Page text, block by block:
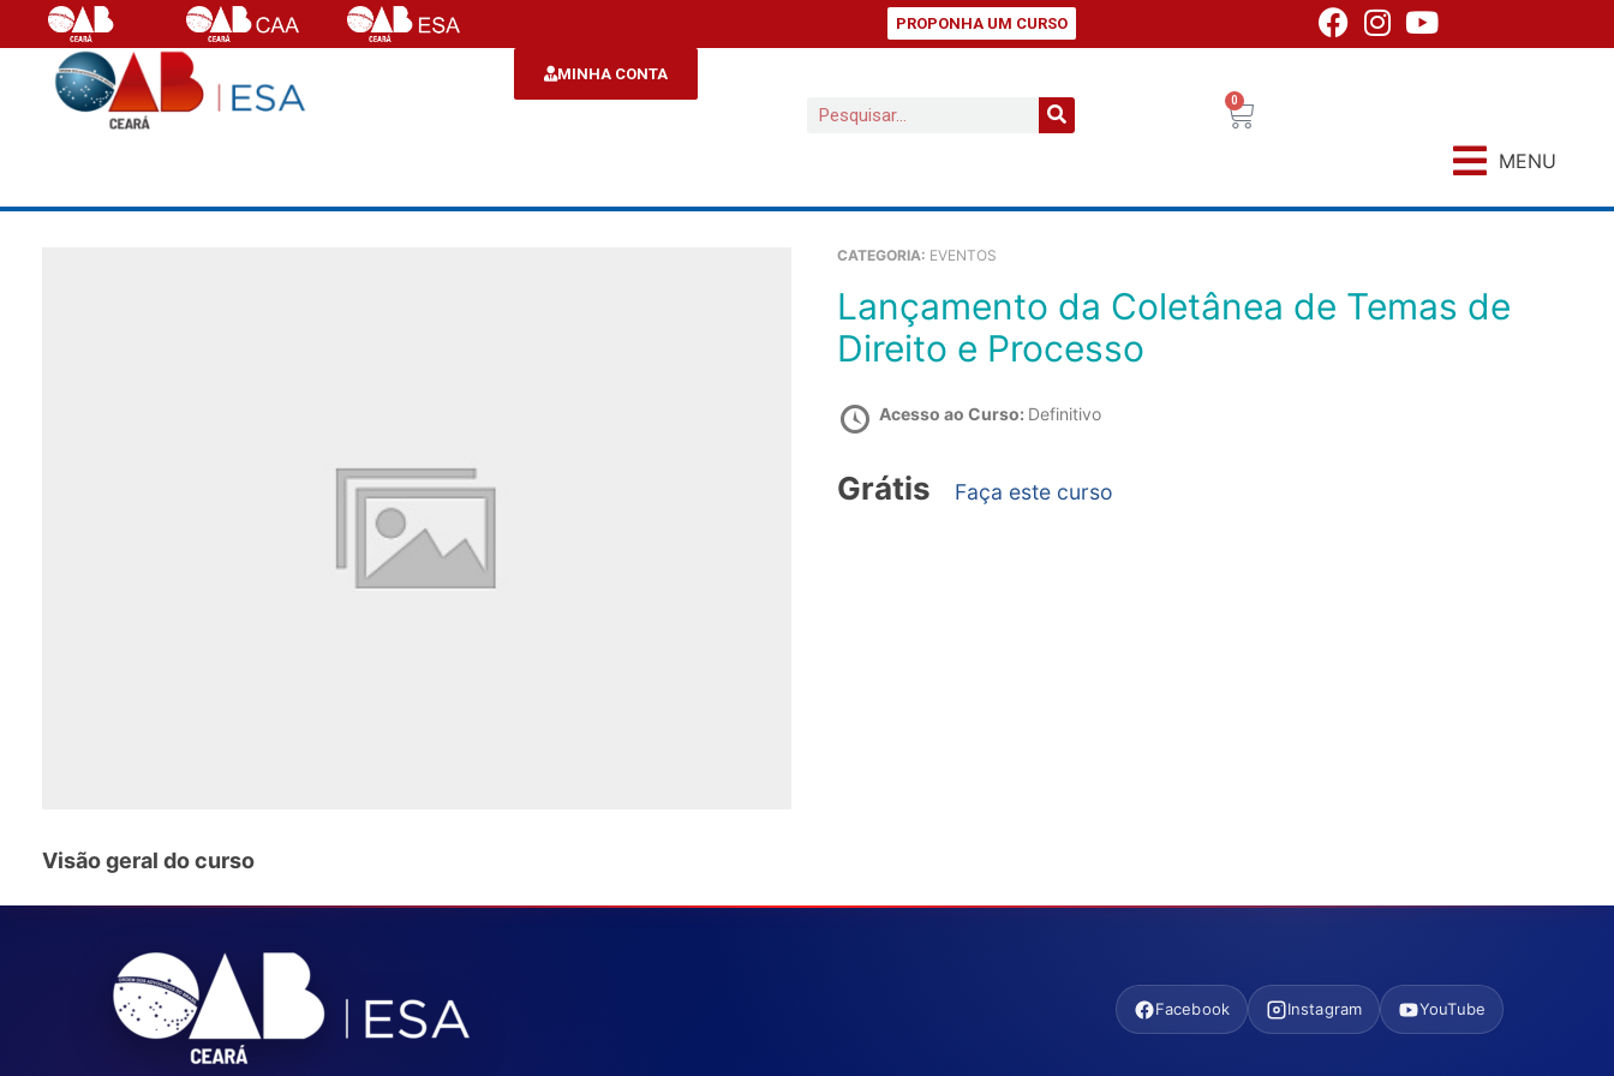
PROPONHA UM CURSO
MINHA CONTA
0
MENU
CATEGORIA: EVENTOS
Lançamento da Coletânea de Temas de
Direito e Processo
Acesso ao Curso: Definitivo
Grátis Faça este curso
Visão geral do curso
Facebook Instagram YouTube